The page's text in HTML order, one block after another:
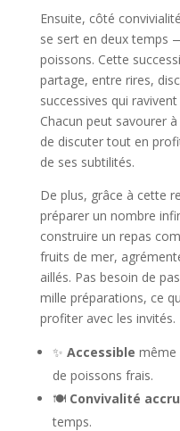
Ensuite, côté
se sert en deux temps
poissons. Cette
partage, entre rires,
successives qui
Chacun peut savourer
de discuter tout en
de ses subtilités.
De plus, grâce à cette
préparer un nombre
construire un repas
fruits de mer,
aillés. Pas besoin de
mille préparations, ce
profiter avec les invités.
✨ Accessible même
de poissons frais.
🍽️ Convivalité
temps.